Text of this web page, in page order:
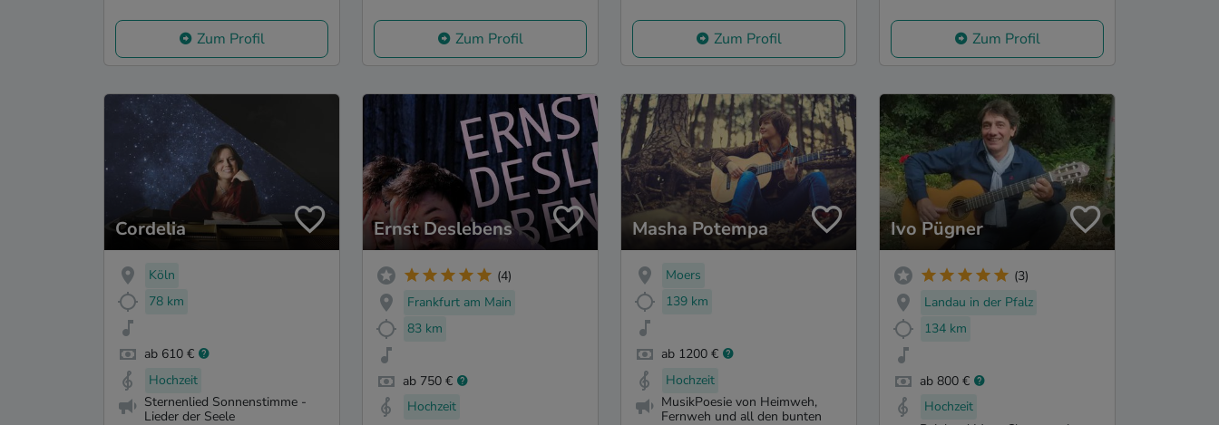
Zum Profil Zum Profil Zum Profil Zum Profil
Cordelia
Köln
78 km
ab 610 €
Hochzeit
Sternenlied Sonnenstimme -
Lieder der Seele
Ernst Deslebens
(4)
Frankfurt am Main
83 km
ab 750 €
Hochzeit
Masha Potempa
Moers
139 km
ab 1200 €
Hochzeit
MusikPoesie von Heimweh,
Fernweh und all den bunten
Ivo Pügner
(3)
Landau in der Pfalz
134 km
ab 800 €
Hochzeit